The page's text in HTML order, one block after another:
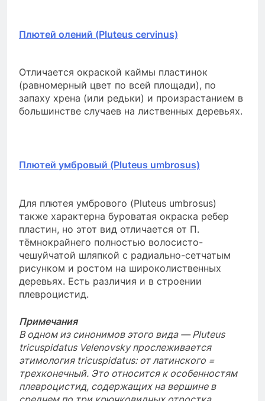
Плютей олений (Pluteus cervinus)
Отличается окраской каймы пластинок
(равномерный цвет по всей площади), по
запаху хрена (или редьки) и произрастанием в
большинстве случаев на лиственных деревьях.
Плютей умбровый (Pluteus umbrosus)
Для плютея умбрового (Pluteus umbrosus)
также характерна буроватая окраска ребер
пластин, но этот вид отличается от П.
тёмнокрайнего полностью волосисто-
чешуйчатой ​​шляпкой с радиально-сетчатым
рисунком и ростом на широколиственных
деревьях. Есть различия и в строении
плевроцистид.
Примечания
В одном из синонимов этого вида — Pluteus
tricuspidatus Velenovsky прослеживается
этимология tricuspidatus: от латинского =
трехконечный. Это относится к особенностям
плевроцистид, содержащих на вершине в